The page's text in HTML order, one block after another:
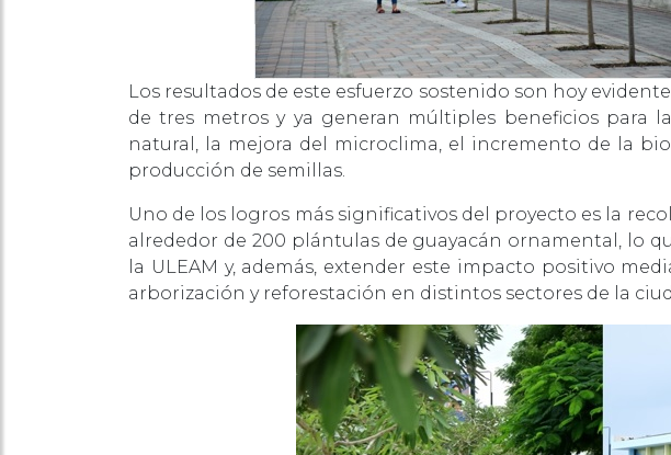
Los resultados de este esfuerzo sostenido son hoy
de tres metros y ya generan múltiples beneficios para
natural, la mejora del microclima, el incremento de la
producción de semillas.
Uno de los logros más significativos del proyecto es la
alrededor de 200 plántulas de guayacán ornamental, lo
la ULEAM y, además, extender este impacto positivo
arborización y reforestación en distintos sectores de la